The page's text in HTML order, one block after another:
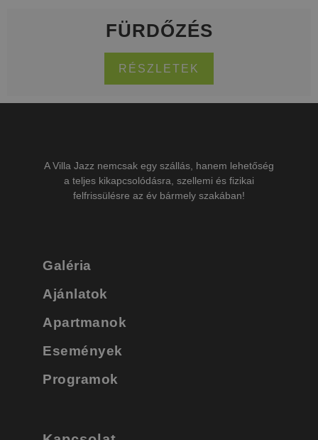
FÜRDŐZÉS
RÉSZLETEK
A Villa Jazz nemcsak egy szállás, hanem lehetőség
a teljes kikapcsolódásra, szellemi és fizikai
felfrissülésre az év bármely szakában!
Galéria
Ajánlatok
Apartmanok
Események
Programok